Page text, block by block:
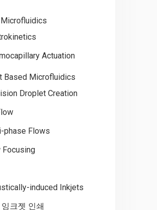
Actuation
Based Microfluidics
Droplet Creation
phase Flows
Focusing
induced Inkjets
크젯 인쇄